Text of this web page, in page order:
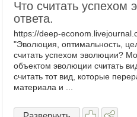
Что считать успехом
ответа.
https://deep-
"Эволюция, оптимальность,
считать успехом эволюции?
объектом эволюции считать
считать тот вид, которые
материала и ...